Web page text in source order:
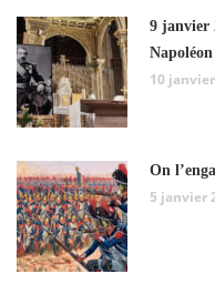
9 janvier
10
On
5 janvier